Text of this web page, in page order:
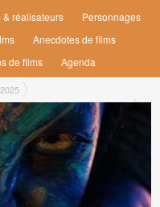
& réalisateurs
Personnages
Anecdotes de films
de films Agenda
face à la vengeance et à la